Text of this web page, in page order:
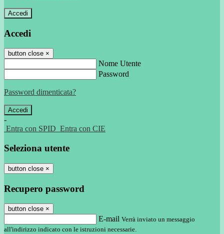
Accedi
Accedi
button close ×
Nome Utente
Password
Password dimenticata?
-
Entra con SPID Entra con CIE
Seleziona utente
button close ×
Recupero password
button close ×
E-mail Verrà inviato un messaggio
all'indirizzo indicato con le istruzioni necessarie.